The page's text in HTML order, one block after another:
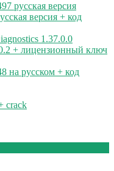
русская версия
версия + код
1.37.0.0
+ лицензионный ключ
на русском + код
crack